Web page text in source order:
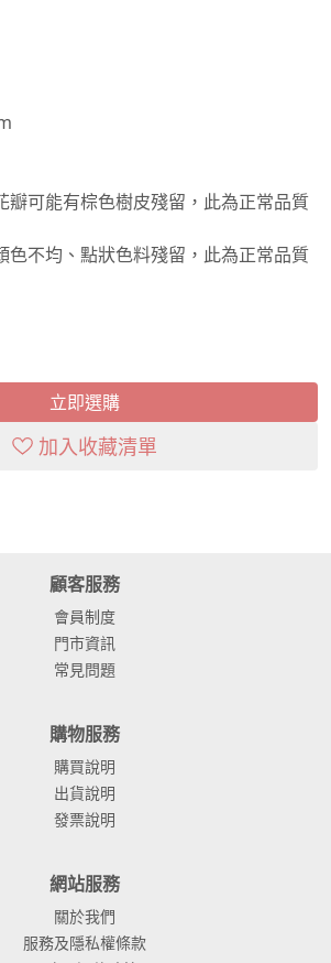
瓣可能有棕色樹皮殘留，此為正常品質
色不均、點狀色料殘留，此為正常品質
立即選購
加入收藏清單
顧客服務
會員制度
門市資訊
常見問題
購物服務
購買說明
出貨說明
發票說明
網站服務
關於我們
服務及隱私權條款